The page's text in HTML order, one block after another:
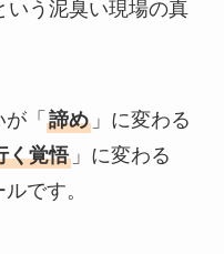
いう泥臭い現場の真
「 諦め」に変わる
く覚悟」に変わる
です。